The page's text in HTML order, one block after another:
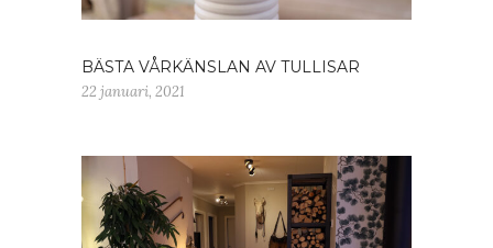
BÄSTA VÅRKÄNSLAN AV TULLISAR
22 januari, 2021